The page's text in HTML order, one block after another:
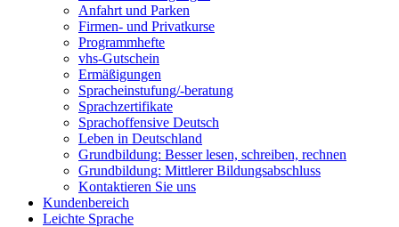
Anfahrt und Parken
Firmen- und Privatkurse
Programmhefte
vhs-Gutschein
Ermäßigungen
Spracheinstufung/-beratung
Sprachzertifikate
Sprachoffensive Deutsch
Leben in Deutschland
Grundbildung: Besser lesen, schreiben, rechnen
Grundbildung: Mittlerer Bildungsabschluss
Kontaktieren Sie uns
Kundenbereich
Leichte Sprache